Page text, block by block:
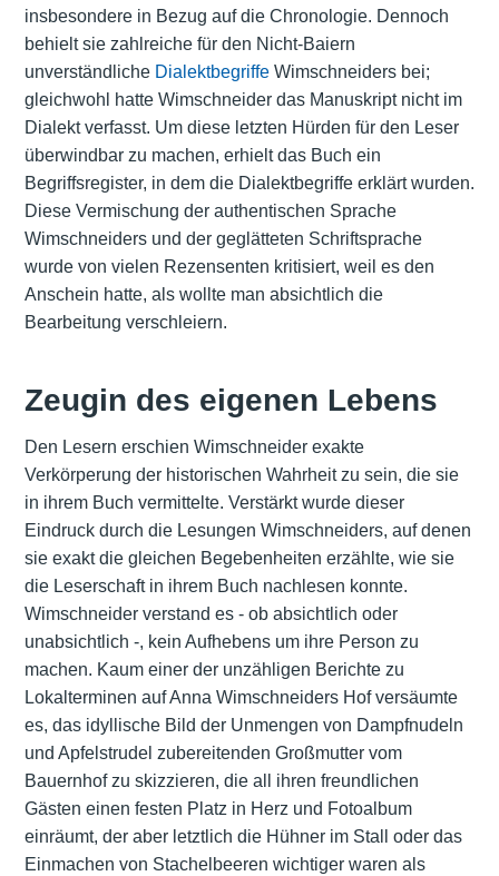
insbesondere in Bezug auf die Chronologie. Dennoch
behielt sie zahlreiche für den Nicht-Baiern
unverständliche DialektbegriffeWimschneiders bei;
gleichwohl hatte Wimschneider das Manuskript nicht im
Dialekt verfasst. Um diese letzten Hürden für den Leser
überwindbar zu machen, erhielt das Buch ein
Begriffsregister, in dem die Dialektbegriffe erklärt wurden.
Diese Vermischung der authentischen Sprache
Wimschneiders und der geglätteten Schriftsprache
wurde von vielen Rezensenten kritisiert, weil es den
Anschein hatte, als wollte man absichtlich die
Bearbeitung verschleiern.
Zeugin des eigenen Lebens
Den Lesern erschien Wimschneider exakte
Verkörperung der historischen Wahrheit zu sein, die sie
in ihrem Buch vermittelte. Verstärkt wurde dieser
Eindruck durch die Lesungen Wimschneiders, auf denen
sie exakt die gleichen Begebenheiten erzählte, wie sie
die Leserschaft in ihrem Buch nachlesen konnte.
Wimschneider verstand es - ob absichtlich oder
unabsichtlich -, kein Aufhebens um ihre Person zu
machen. Kaum einer der unzähligen Berichte zu
Lokalterminen auf Anna Wimschneiders Hof versäumte
es, das idyllische Bild der Unmengen von Dampfnudeln
und Apfelstrudel zubereitenden Großmutter vom
Bauernhof zu skizzieren, die all ihren freundlichen
Gästen einen festen Platz in Herz und Fotoalbum
einräumt, der aber letztlich die Hühner im Stall oder das
Einmachen von Stachelbeeren wichtiger waren als